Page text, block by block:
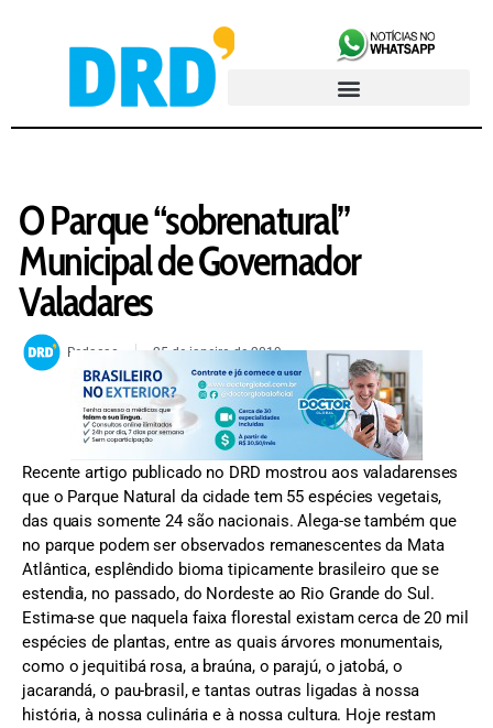
O Parque “sobrenatural”
Municipal de Governador
Valadares
Redacao 25 de janeiro de 2019
Recente artigo publicado no DRD mostrou aos valadarenses
que o Parque Natural da cidade tem 55 espécies vegetais,
das quais somente 24 são nacionais. Alega-se também que
no parque podem ser observados remanescentes da Mata
Atlântica, esplêndido bioma tipicamente brasileiro que se
estendia, no passado, do Nordeste ao Rio Grande do Sul.
Estima-se que naquela faixa florestal existam cerca de 20 mil
espécies de plantas, entre as quais árvores monumentais,
como o jequitibá rosa, a braúna, o parajú, o jatobá, o
jacarandá, o pau-brasil, e tantas outras ligadas à nossa
história, à nossa culinária e à nossa cultura. Hoje restam